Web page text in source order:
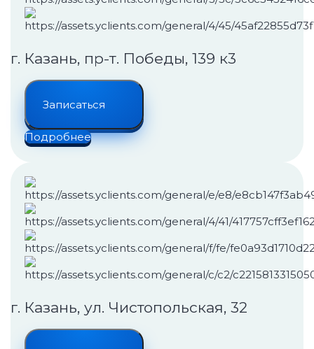
г. Казань, пр-т. Победы, 139 к3
Записаться
Подробнее
г. Казань, ул. Чистопольская, 32